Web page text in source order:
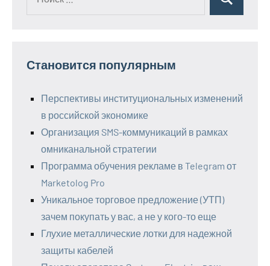
Поиск
Становится популярным
Перспективы институциональных изменений
в российской экономике
Организация SMS-коммуникаций в рамках
омниканальной стратегии
Программа обучения рекламе в Telegram от
Marketolog Pro
Уникальное торговое предложение (УТП)
зачем покупать у вас, а не у кого-то еще
Глухие металлические лотки для надежной
защиты кабелей